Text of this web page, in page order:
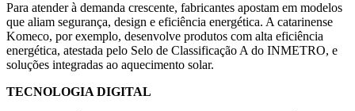
Para atender à demanda crescente, fabricantes apostam em modelos
que aliam segurança, design e eficiência energética. A catarinense
Komeco, por exemplo, desenvolve produtos com alta eficiência
energética, atestada pelo Selo de Classificação A do INMETRO, e
soluções integradas ao aquecimento solar.
TECNOLOGIA DIGITAL